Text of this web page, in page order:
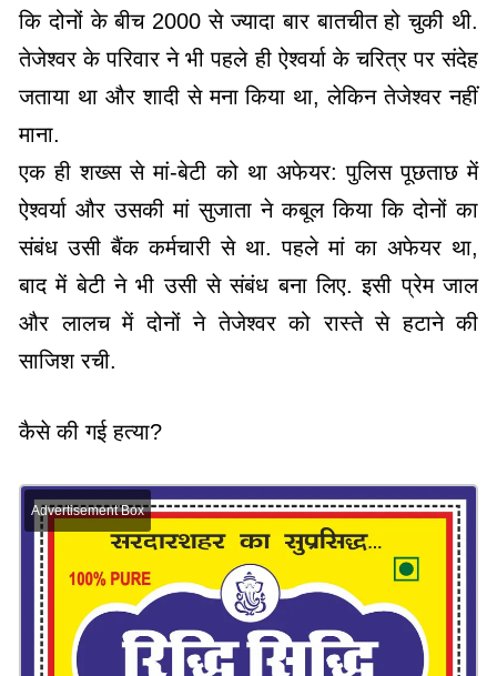
कि दोनों के बीच 2000 से ज्यादा बार बातचीत हो चुकी थी.
तेजेश्वर के परिवार ने भी पहले ही ऐश्वर्या के चरित्र पर संदेह
जताया था और शादी से मना किया था, लेकिन तेजेश्वर नहीं
माना.
एक ही शख्स से मां-बेटी को था अफेयर: पुलिस पूछताछ में
ऐश्वर्या और उसकी मां सुजाता ने कबूल किया कि दोनों का
संबंध उसी बैंक कर्मचारी से था. पहले मां का अफेयर था,
बाद में बेटी ने भी उसी से संबंध बना लिए. इसी प्रेम जाल
और लालच में दोनों ने तेजेश्वर को रास्ते से हटाने की
साजिश रची.
कैसे की गई हत्या?
Advertisement Box